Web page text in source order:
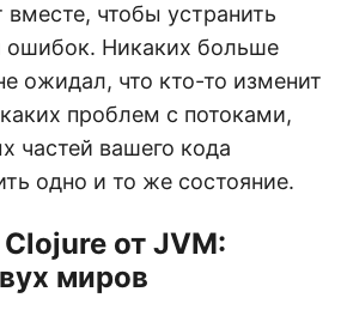
вместе, чтобы устранить
ошибок. Никаких больше
ожидал, что кто-то изменит
проблем с потоками,
частей вашего кода
одно и то же состояние.
от JVM:
миров